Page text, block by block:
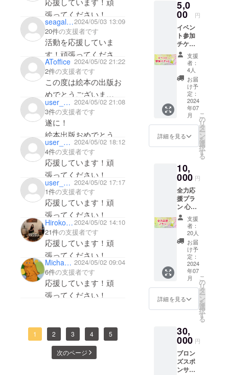
張ってください！
seagal0072024/05/03 13:09
20件の支援者です
活動を応援していま
す！頑張ってくださ
い！
AToffice 2024/05/02 21:22
2件の支援者です
この度は絵本の出版お
めでとうございま
す！！！
user_91f0b3418724 2024/05/02 21:08
3件の支援者です
遂に！
絵本出版おめでとうご
ざいます✨
ささやかながら、お祝
いの気持ちと共に支援
させて頂きます🪷
少しでも多くの方へ心
が届きますように
₍˄·͈༝·͈˄₎ฅ˒˒
user_6da159c1bba4 2024/05/02 18:12
4件の支援者です
応援しています！頑
張ってください！
user_a5a2d056b0a4 2024/05/02 17:17
1件の支援者です
応援しています！頑
張ってください！
Hiroko Samejima2024/05/02 14:10
21件の支援者です
応援しています！頑
張ってください！
Michael W 2024/05/02 09:04
6件の支援者です
応援しています！頑
張ってください！
1 2 3 4 5
次のページ
5,0
00 円
イベン
ト参加
チケッ
ト 絵本
1 冊を
お送り
しま
す。 イ
ベント
参加チ
ケット
をお送
りさせ
ていた
だきま
ルズ・
神戸イ
ベント
ではお
子さま
の作品
を展示
させて
頂きま
す。) 保
育園・
幼稚
園・学
校・施
設への
寄贈 ※
イベン
りま
す。 ※
トの詳
細は
メール
支援
者：
4人
お届
け予
定：
2024
年07
月
詳細を見る
こ
の
リ
タ
ー
ン
を
選
択
す
る
10,
000 円
全力応
援プラ
ン 心を
込めた
お礼の
メール
をお送
りしま
す。 プ
ロジェ
クトを
ただた
だ応援
してい
ただけ
ランに
なりま
す。 頂
いた資
金はリ
ターン
支援
者：
20人
お届
け予
定：
2024
年07
月
詳細を見る
こ
の
リ
タ
ー
ン
を
選
択
す
る
30,
000 円
ブロン
ズスポ
ンサー